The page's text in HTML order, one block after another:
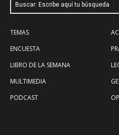
Buscar: Escribe aquí tu búsqueda
TEMAS
ENCUESTA
LIBRO DE LA SEMANA
MULTIMEDIA
PODCAST